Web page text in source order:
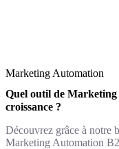
Marketing Automation
Quel outil de
croissance ?
Découvrez grâce à notre
Marketing Automation